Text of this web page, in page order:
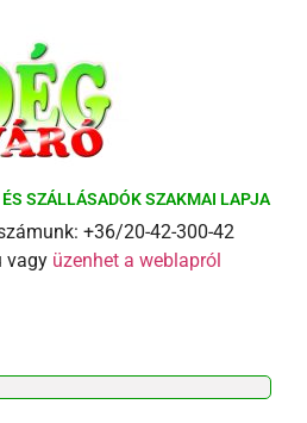
SZÁLLÁSADÓK SZAKMAI LAPJA
+36/20-42-300-42
vagy üzenhet a weblapról